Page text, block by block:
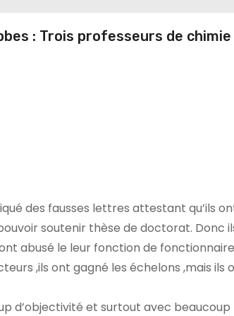
: Trois professeurs de chimie
des fausses lettres attestant qu’ils
soutenir thèse de doctorat. Donc
abusé le leur fonction de
,ils ont gagné les échelons ,mais ils
d’objectivité et surtout avec beaucoup